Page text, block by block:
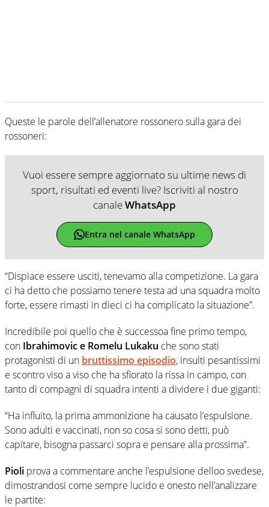
Queste le parole dell’allenatore rossonero sulla gara dei
rossoneri:
Vuoi essere sempre aggiornato su ultime news di
sport, risultati ed eventi live? Iscriviti al nostro
canaleWhatsApp
Entra nel canale WhatsApp
“Dispiace essere usciti, tenevamo alla competizione. La gara
ci ha detto che possiamo tenere testa ad una squadra molto
forte, essere rimasti in dieci ci ha complicato la situazione”.
Incredibile poi quello che è successoa fine primo tempo,
con Ibrahimovic e Romelu Lukaku che sono stati
protagonisti di un bruttissimo episodio, insulti pesantissimi
e scontro viso a viso che ha sfiorato la rissa in campo, con
tanto di compagni di squadra intenti a dividere i due giganti:
“Ha influito, la prima ammonizione ha causato l’espulsione.
Sono adulti e vaccinati, non so cosa si sono detti, può
capitare, bisogna passarci sopra e pensare alla prossima”.
Pioli prova a commentare anche l’espulsione delloo svedese,
dimostrandosi come sempre lucido e onesto nell’analizzare
le partite: